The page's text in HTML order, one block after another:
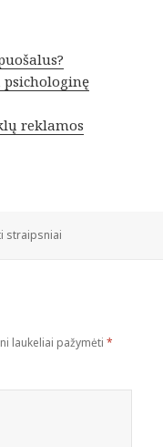
reklamos
straipsniai
laukeliai pažymėti*